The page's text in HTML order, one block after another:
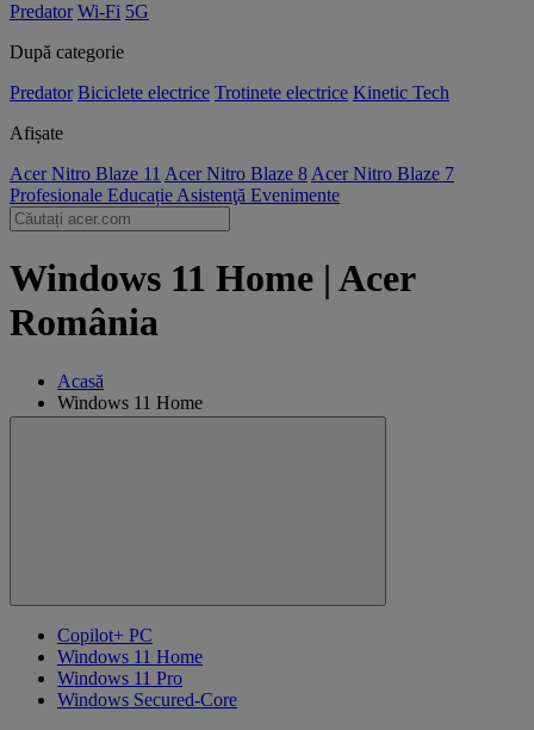
Predator Wi-Fi 5G
După categorie
Predator Biciclete electrice Trotinete electrice Kinetic Tech
Afișate
Acer Nitro Blaze 11 Acer Nitro Blaze 8 Acer Nitro Blaze 7
Profesionale Educație Asistenţă Evenimente
Windows 11 Home | Acer
România
Acasă
Windows 11 Home
Copilot+ PC
Windows 11 Home
Windows 11 Pro
Windows Secured-Core